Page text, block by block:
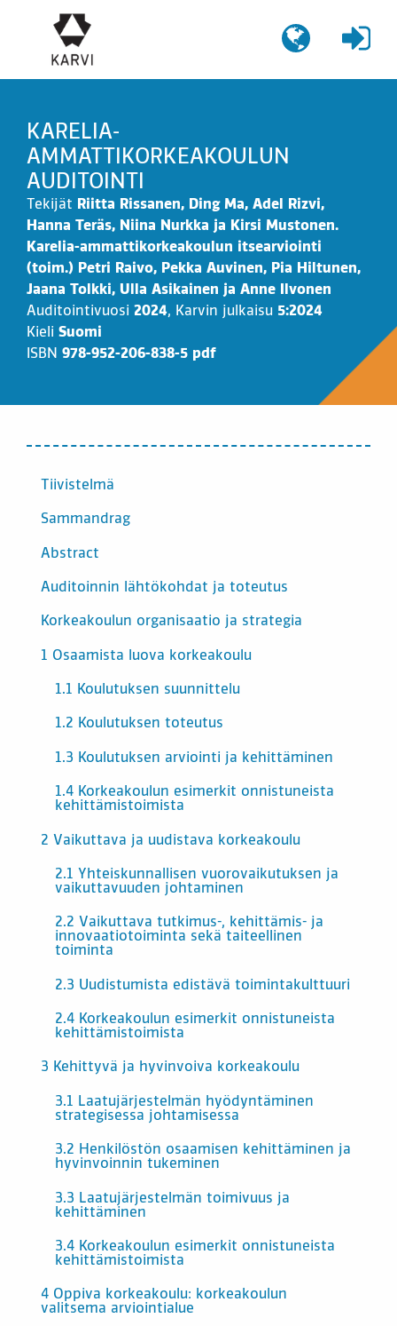
sisältöön
KARELIA-
AMMATTIKORKEAKOULUN
AUDITOINTI
Tekijät Riitta Rissanen, Ding Ma, Adel Rizvi,
Hanna Teräs, Niina Nurkka ja Kirsi Mustonen.
Karelia-ammattikorkeakoulun itsearviointi
(toim.) Petri Raivo, Pekka Auvinen, Pia Hiltunen,
Jaana Tolkki, Ulla Asikainen ja Anne Ilvonen
Auditointivuosi 2024, Karvin julkaisu 5:2024
Kieli Suomi
ISBN 978-952-206-838-5 pdf
SISÄLTÖ
Tiivistelmä
Sammandrag
Abstract
Auditoinnin lähtökohdat ja toteutus
Korkeakoulun organisaatio ja strategia
1 Osaamista luova korkeakoulu
1.1 Koulutuksen suunnittelu
1.2 Koulutuksen toteutus
1.3 Koulutuksen arviointi ja kehittäminen
1.4 Korkeakoulun esimerkit onnistuneista
kehittämistoimista
2 Vaikuttava ja uudistava korkeakoulu
2.1 Yhteiskunnallisen vuorovaikutuksen ja
vaikuttavuuden johtaminen
2.2 Vaikuttava tutkimus-, kehittämis- ja
innovaatiotoiminta sekä taiteellinen
toiminta
2.3 Uudistumista edistävä toimintakulttuuri
2.4 Korkeakoulun esimerkit onnistuneista
kehittämistoimista
3 Kehittyvä ja hyvinvoiva korkeakoulu
3.1 Laatujärjestelmän hyödyntäminen
strategisessa johtamisessa
3.2 Henkilöstön osaamisen kehittäminen ja
hyvinvoinnin tukeminen
3.3 Laatujärjestelmän toimivuus ja
kehittäminen
3.4 Korkeakoulun esimerkit onnistuneista
kehittämistoimista
4 Oppiva korkeakoulu: korkeakoulun
valitsema arviointialue